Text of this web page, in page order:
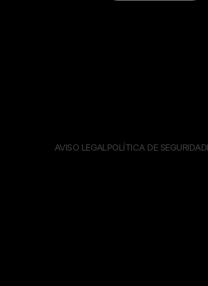
AVISO LEGAL POLÍTICA DE SEGURIDAD